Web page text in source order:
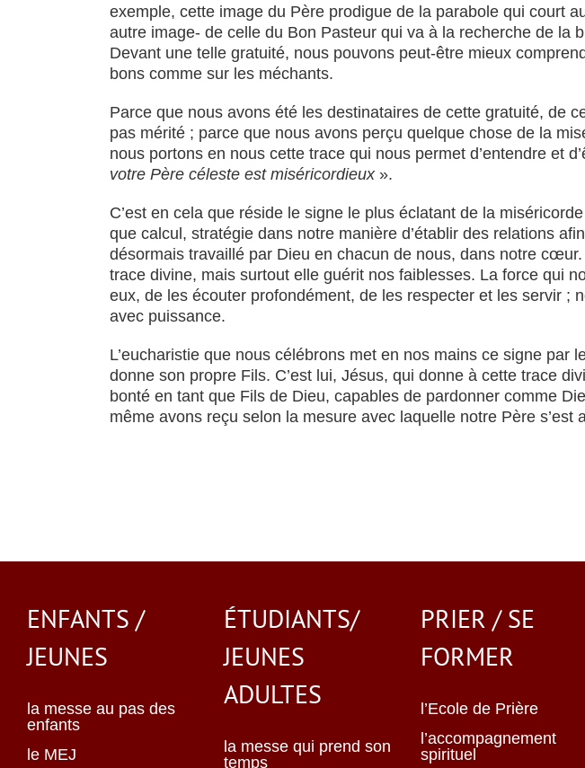
exemple, cette image du Père prodigue de la parabole qui court
autre image- de celle du Bon Pasteur qui va à la recherche de la
Devant une telle gratuité, nous pouvons peut-être mieux
bons comme sur les méchants.
Parce que nous avons été les destinataires de cette gratuité, de
pas mérité ; parce que nous avons perçu quelque chose de la
nous portons en nous cette trace qui nous permet d’entendre et
votre Père céleste est miséricordieux».
C’est en cela que réside le signe le plus éclatant de la
que calcul, stratégie dans notre manière d’établir des relations
désormais travaillé par Dieu en chacun de nous, dans notre
trace divine, mais surtout elle guérit nos faiblesses. La force qui
eux, de les écouter profondément, de les respecter et les servir ;
avec puissance.
L’eucharistie que nous célébrons met en nos mains ce signe par
donne son propre Fils. C’est lui, Jésus, qui donne à cette trace
bonté en tant que Fils de Dieu, capables de pardonner comme
même avons reçu selon la mesure avec laquelle notre Père
ENFANTS /
JEUNES
la messe au pas des
enfants
le MEJ
ÉTUDIANTS/
JEUNES
ADULTES
la messe qui prend son
temps
PRIER / SE
FORMER
l’Ecole de Prière
l’accompagnement
spirituel